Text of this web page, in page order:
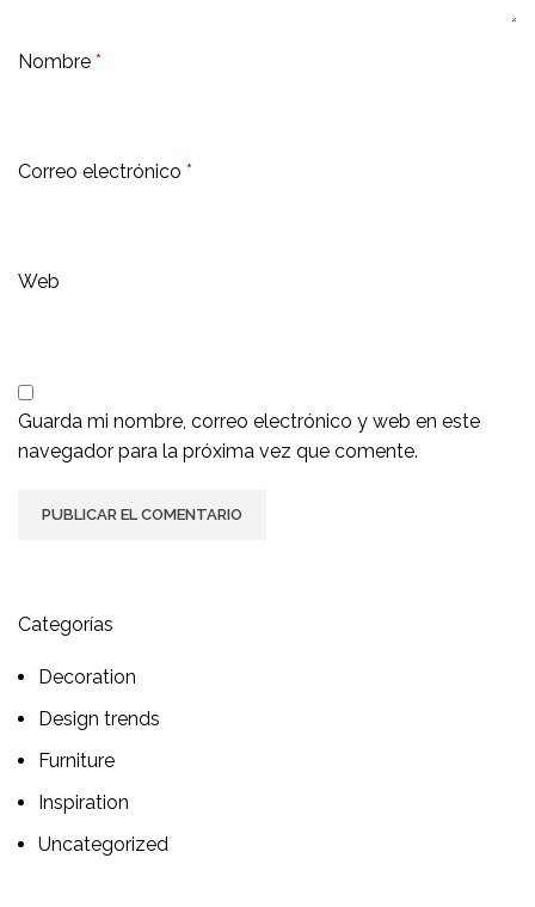
Nombre *
Correo electrónico *
Web
Guarda mi nombre, correo electrónico y web en este
navegador para la próxima vez que comente.
Categorías
Decoration
Design trends
Furniture
Inspiration
Uncategorized